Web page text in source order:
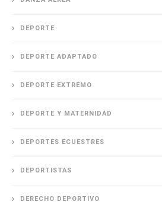
DEPORTE
DEPORTE ADAPTADO
DEPORTE EXTREMO
DEPORTE Y MATERNIDAD
DEPORTES ECUESTRES
DEPORTISTAS
DERECHO DEPORTIVO